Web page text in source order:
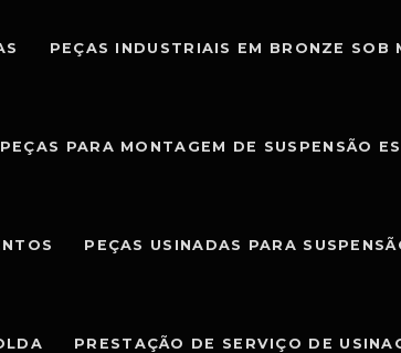
PEÇAS INDUSTRIAIS EM BRONZE SOB
PEÇAS PARA MONTAGEM DE SUSPENSÃO
PEÇAS USINADAS PARA
PRESTAÇÃO DE SERVIÇO DE